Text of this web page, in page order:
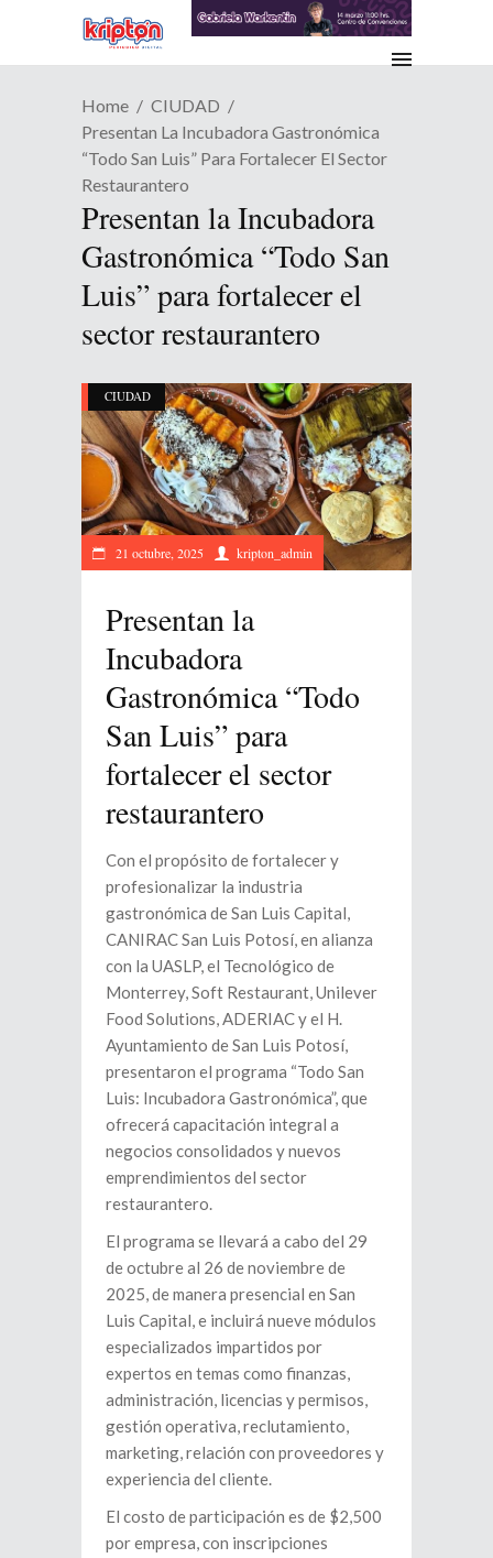
Home
CIUDAD
Presentan La Incubadora Gastronómica
“Todo San Luis” Para Fortalecer El Sector
Restaurantero
Presentan la Incubadora
Gastronómica “Todo San
Luis” para fortalecer el
sector restaurantero
CIUDAD
21 octubre, 2025 kripton_admin
Presentan la
Incubadora
Gastronómica “Todo
San Luis” para
fortalecer el sector
restaurantero
Con el propósito de fortalecer y
profesionalizar la industria
gastronómica de San Luis Capital,
CANIRAC San Luis Potosí, en alianza
con la UASLP, el Tecnológico de
Monterrey, Soft Restaurant, Unilever
Food Solutions, ADERIAC y el H.
Ayuntamiento de San Luis Potosí,
presentaron el programa “Todo San
Luis: Incubadora Gastronómica”, que
ofrecerá capacitación integral a
negocios consolidados y nuevos
emprendimientos del sector
restaurantero.
El programa se llevará a cabo del 29
de octubre al 26 de noviembre de
2025, de manera presencial en San
Luis Capital, e incluirá nueve módulos
especializados impartidos por
expertos en temas como finanzas,
administración, licencias y permisos,
gestión operativa, reclutamiento,
marketing, relación con proveedores y
experiencia del cliente.
El costo de participación es de $2,500
por empresa, con inscripciones